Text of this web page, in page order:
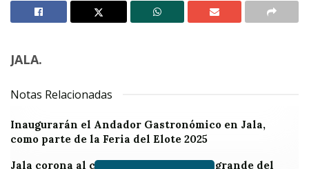
JALA.
Notas Relacionadas
Inaugurarán el Andador Gastronómico en Jala,
como parte de la Feria del Elote 2025
Jala corona al campeón del elote más grande del